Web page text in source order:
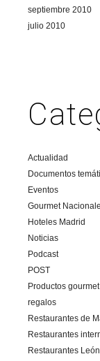
septiembre 2010
julio 2010
Actualidad
Documentos
Eventos
Gourmet
Hoteles Madrid
Noticias
Podcast
POST
Productos gourmet
regalos
Restaurantes de
Restaurantes
Restaurantes León